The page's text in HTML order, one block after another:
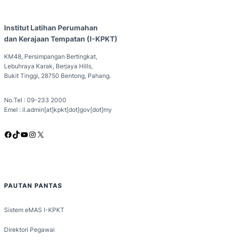
Institut Latihan Perumahan
dan Kerajaan Tempatan (I-KPKT)
KM48, Persimpangan Bertingkat,
Lebuhraya Karak, Berjaya Hills,
Bukit Tinggi, 28750 Bentong, Pahang.
No.Tel : 09-233 2000
Emel : il.admin[at]kpkt[dot]gov[dot]my
Facebook TikTok YouTube Instagram X
PAUTAN PANTAS
Sistem eMAS I-KPKT
Direktori Pegawai